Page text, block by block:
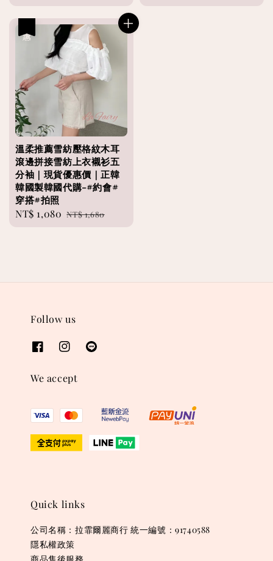
溫柔推薦雪紡壓格紋木耳
滾邊拼接雪紡上衣襯衫五
分袖｜現貨優惠價｜正韓
韓國製韓國代購-#約會#
穿搭#拍照
Sale
NT$ 1,080 Regular
NT$ 1,680
Follow us
We accept
Quick links
公司名稱：拉霏爾麗商行 統一編號：91740588
隱私權政策